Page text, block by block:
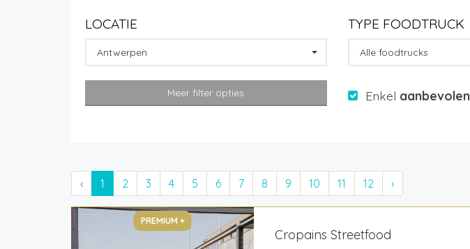
LOCATIE
Antwerpen
TYPE FOODTRUCK
Alle foodtrucks
Meer filter opties Enkel aanbevolen
‹ 1 2 3 4 5 6 7 8 9 10 11 12 ›
PREMIUM +
Cropains Streetfood